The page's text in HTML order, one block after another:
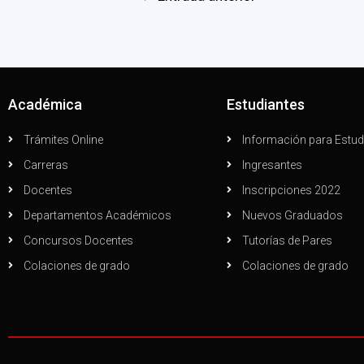
Académica
Trámites Online
Carreras
Docentes
Departamentos Académicos
Concursos Docentes
Colaciones de grado
Estudiantes
Información para
Ingresantes
Inscripciones 2022
Nuevos Graduados
Tutorías de Pares
Colaciones de grado